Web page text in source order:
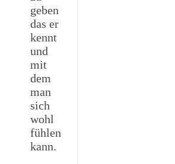
geben
das er
kennt
und
mit
dem
man
sich
wohl
fühlen
kann.